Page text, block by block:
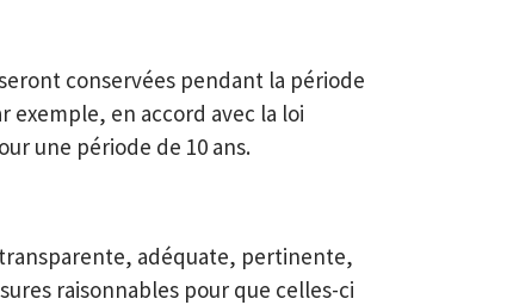
conservées pendant la période
en accord avec la loi
une période de 10 ans.
adéquate, pertinente,
raisonnables pour que celles-ci